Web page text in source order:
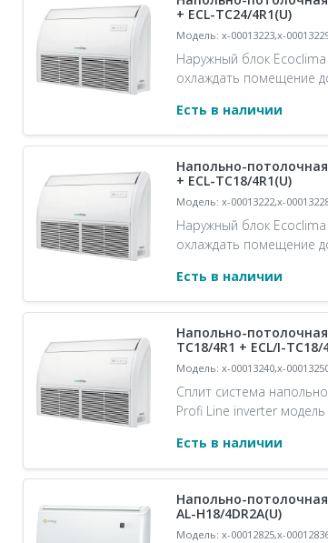
+ ECL-TC24/4R1(U)
Модель: x-00013223,x-
Наружный блок Ecoclima
охлаждать помещение
Есть в наличии
Напольно-потолочная
+ ECL-TC18/4R1(U)
Модель: x-00013222,x-
Наружный блок Ecoclima
охлаждать помещение
Есть в наличии
Напольно-потолочная
TC18/4R1 + ECL/I-TC18/
Модель: x-00013240,x-
Сплит система
Profi Line inverter модель
Есть в наличии
Напольно-потолочная
AL-H18/4DR2A(U)
Модель: x-00012825,x-